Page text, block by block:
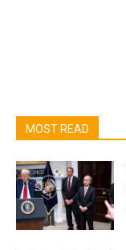
MOST READ